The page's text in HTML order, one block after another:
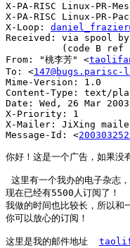
X-PA-RISC Linux-PR-
X-PA-RISC Linux-PR-
X-Loop:
Received: via spool by
(code B ref
From: "桃李芳" <
To: <
Mime-Version: 1.0
Content-Type: text/
Date: Wed, 26 Mar
X-Priority: 1
X-Mailer: JiXing mailer
Message-Id: <
你好！这是一个广告，如果没
这里有一个我办的电子杂志
现在已经有5500人订阅了！
我做的时间也比较长，所以和
你可以放心的订阅！
这里是我的邮件地址